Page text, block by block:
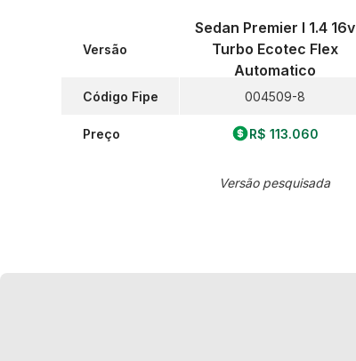
Versão
Código Fipe
Preço
Sedan Premier I 1.4 16v
Turbo Ecotec Flex
Automatico
004509-8
R$ 113.060
Versão pesquisada